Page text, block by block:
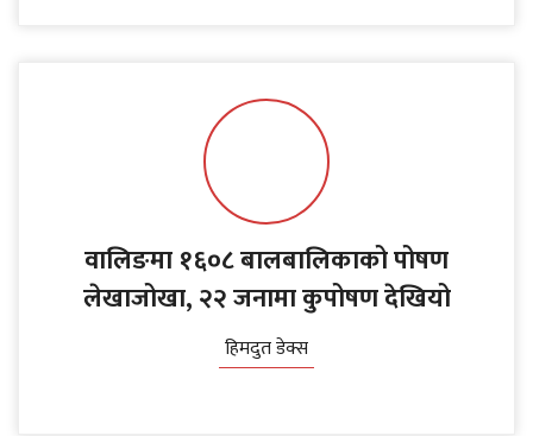
वालिङमा १६०८ बालबालिकाको पोषण
लेखाजोखा, २२ जनामा कुपोषण देखियो
हिमदुत डेक्स